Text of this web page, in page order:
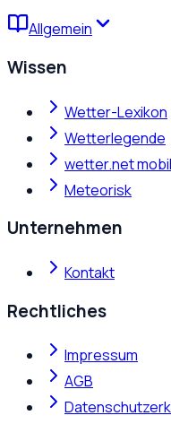
Allgemein
Wissen
Wetter-Lexikon
Wetterlegende
wetter.net mobil
Meteorisk
Unternehmen
Kontakt
Rechtliches
Impressum
AGB